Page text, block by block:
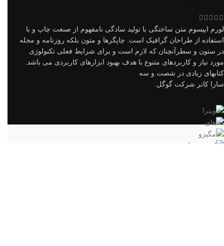
لورم ایپسوم متن ساختگی با تولید سادگی نامفهوم از صنعت چاپ و با
استفاده از طراحان گرافیک است. چاپگرها و متون بلکه روزنامه و مجله
در ستون و سطرآنچنان که لازم است و برای شرایط فعلی تکنولوژی
مورد نیاز و کاربردهای متنوع با هدف بهبود ابزارهای کاربردی می باشد.
کتابهای زیادی در شصت و سه
سارا کانر شرکت گوگل.